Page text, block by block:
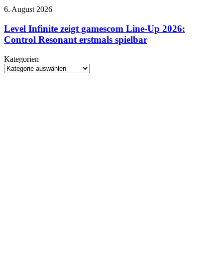
bei
Video
Level
zeigt
gamescom
Line-
2026:
Control
6. August 2026
Level Infinite zeigt gamescom Line-Up 2026:
Control Resonant erstmals spielbar
Kategorien
Kategorien